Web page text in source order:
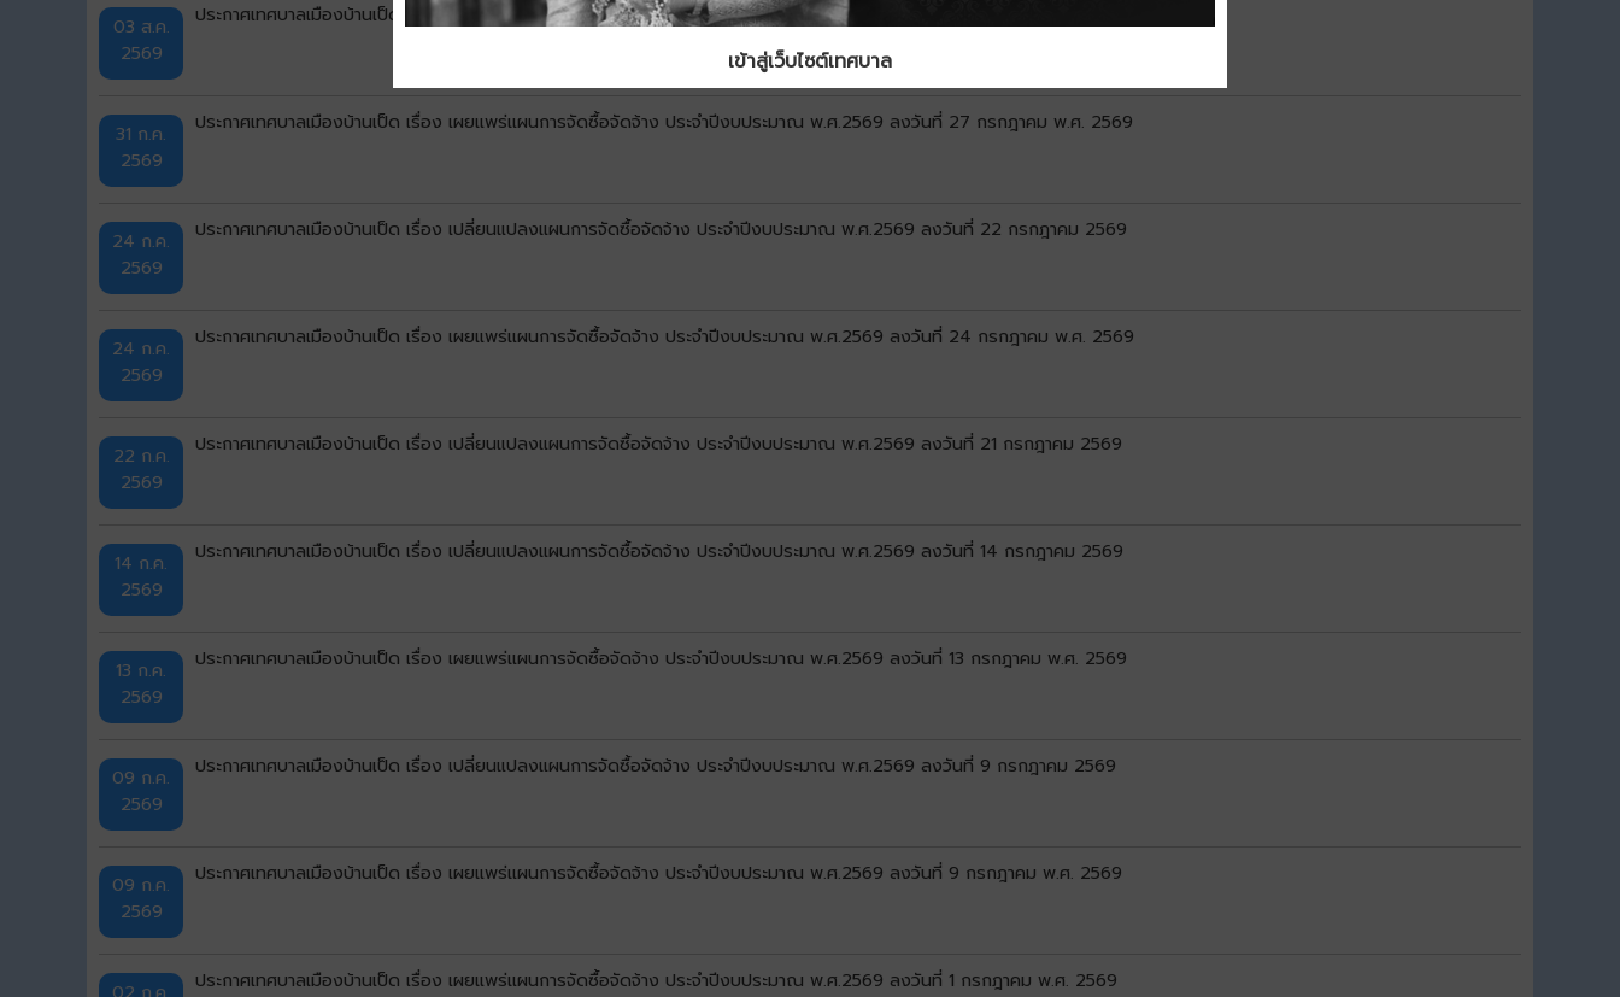
03 ส.ค.
2569
ประกาศเทศบาลเมืองบ้านเป็ด เรื่อง เปลี่ยนแปลงแผนการจัดซื้อจัดจ้าง ประจำปีงบประมาณ พ.ศ.2569 ลงวันที่ 3 สิงหาคม พ.ศ. 2569
31 ก.ค.
2569
ประกาศเทศบาลเมืองบ้านเป็ด เรื่อง เผยแพร่แผนการจัดซื้อจัดจ้าง ประจำปีงบประมาณ พ.ศ.2569 ลงวันที่ 27 กรกฎาคม พ.ศ. 2569
24 ก.ค.
2569
ประกาศเทศบาลเมืองบ้านเป็ด เรื่อง เปลี่ยนแปลงแผนการจัดซื้อจัดจ้าง ประจำปีงบประมาณ พ.ศ.2569 ลงวันที่ 22 กรกฎาคม 2569
24 ก.ค.
2569
ประกาศเทศบาลเมืองบ้านเป็ด เรื่อง เผยแพร่แผนการจัดซื้อจัดจ้าง ประจำปีงบประมาณ พ.ศ.2569 ลงวันที่ 24 กรกฎาคม พ.ศ. 2569
22 ก.ค.
2569
ประกาศเทศบาลเมืองบ้านเป็ด เรื่อง เปลี่ยนแปลงแผนการจัดซื้อจัดจ้าง ประจำปีงบประมาณ พ.ศ.2569 ลงวันที่ 21 กรกฎาคม 2569
14 ก.ค.
2569
ประกาศเทศบาลเมืองบ้านเป็ด เรื่อง เปลี่ยนแปลงแผนการจัดซื้อจัดจ้าง ประจำปีงบประมาณ พ.ศ.2569 ลงวันที่ 14 กรกฎาคม 2569
13 ก.ค.
2569
ประกาศเทศบาลเมืองบ้านเป็ด เรื่อง เผยแพร่แผนการจัดซื้อจัดจ้าง ประจำปีงบประมาณ พ.ศ.2569 ลงวันที่ 13 กรกฎาคม พ.ศ. 2569
09 ก.ค.
2569
ประกาศเทศบาลเมืองบ้านเป็ด เรื่อง เปลี่ยนแปลงแผนการจัดซื้อจัดจ้าง ประจำปีงบประมาณ พ.ศ.2569 ลงวันที่ 9 กรกฎาคม 2569
09 ก.ค.
2569
ประกาศเทศบาลเมืองบ้านเป็ด เรื่อง เผยแพร่แผนการจัดซื้อจัดจ้าง ประจำปีงบประมาณ พ.ศ.2569 ลงวันที่ 9 กรกฎาคม พ.ศ. 2569
ประกาศเทศบาลเมืองบ้านเป็ด เรื่อง เผยแพร่แผนการจัดซื้อจัดจ้าง ประจำปีงบประมาณ พ.ศ.2569 ลงวันที่ 1 กรกฎาคม พ.ศ. 2569
เข้าสู่เว็บไซต์เทศบาล